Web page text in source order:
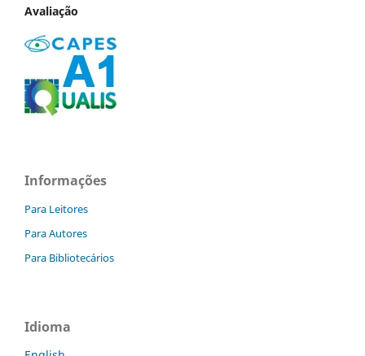
Avaliação
Informações
Para Leitores
Para Autores
Para Bibliotecários
Idioma